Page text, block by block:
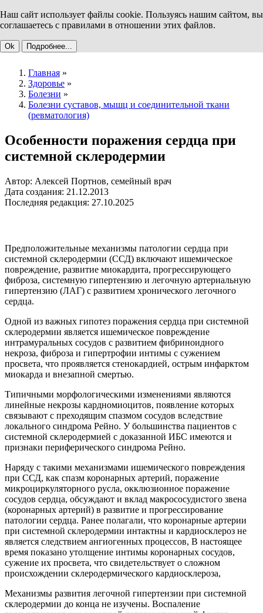
Наш сайт использует файлы cookie. Пользуясь нашим сайтом, вы
соглашаетесь с правилами в отношении этих файлов.
Ok Подробнее...
Главная »
Здоровье »
Болезни »
Болезни суставов, мышц и соединительной ткани
(ревматология)
Особенности поражения сердца при
системной склеродермии
Автор: Алексей Портнов, семейный врач
Дата создания: 21.12.2013
Последняя редакция: 27.10.2025
Предположительные механизмы патологии сердца при
системной склеродермии (ССД) включают ишемическое
повреждение, развитие миокардита, прогрессирующего
фиброза, системную гипертензию и легочную артериальную
гипертензию (ЛАГ) с развитием хронического легочного
сердца.
Одной из важных гипотез поражения сердца при системной
склеродермии является ишемическое повреждение
интрамуральных сосудов с развитием фибриноидного
некроза, фиброза и гипертрофии интимы с сужением
просвета, что проявляется стенокардией, острым инфарктом
миокарда и внезапной смертью.
Типичными морфологическими изменениями являются
линейные некрозы кардномиоцитов, появление которых
связывают с преходящим спазмом сосудов вследствие
локального синдрома Рейно. У большинства пациентов с
системной склеродермией с доказанной ИБС имеются и
признаки периферического синдрома Рейно.
Наряду с такими механизмами ишемического повреждения
при ССД, как спазм коронарных артерий, поражение
микроциркуляторного русла, окклюзионное поражение
сосудов сердца, обсуждают и вклад макрососудистого звена
(коронарных артерий) в развитие и прогрессирование
патологии сердца. Ранее полагали, что коронарные артерии
при системной склеродермии интактны и кардиосклероз не
является следствием ангиогенных процессов, В настоящее
время показано утолщение интимы коронарных сосудов,
сужение их просвета, что свидетельствует о сложном
происхождении склеродермического кардиосклероза,
Механизмы развития легочной гипертензии при системной
склеродермии до конца не изучены. Воспаление